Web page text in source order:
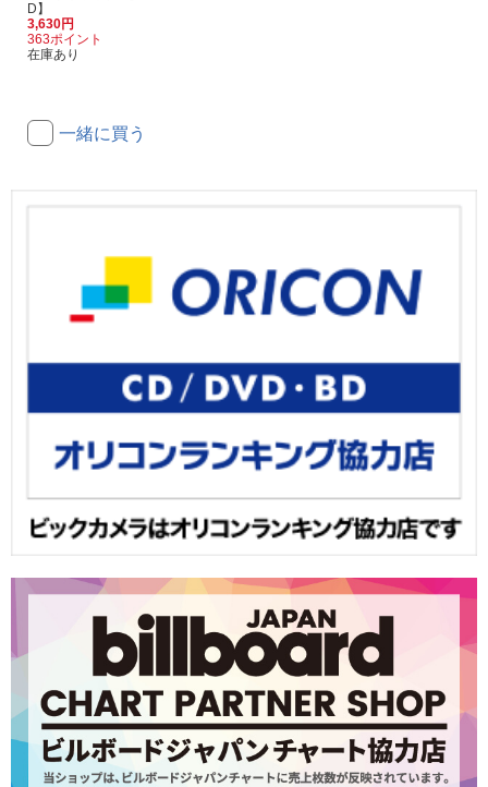
D】
3,630円
363ポイント
在庫あり
一緒に買う